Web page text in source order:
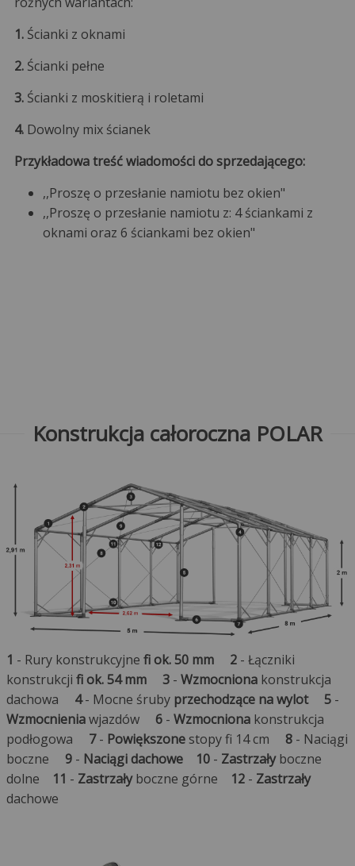
1.Ścianki z oknami
2.Ścianki pełne
3.Ścianki z moskitierą i roletami
4.Dowolny mix ścianek
Przykładowa treść wiadomości do sprzedającego:
,,Proszę o przesłanie namiotu bez okien"
,,Proszę o przesłanie namiotu z: 4 ściankami z
oknami oraz 6 ściankami bez okien"
Konstrukcja całoroczna POLAR
1 - Rury konstrukcyjne fi ok. 50 mm 2- Łączniki
konstrukcji fi ok. 54 mm 3- Wzmocnionakonstrukcja
dachowa 4- Mocne śruby przechodzące na wylot 5-
Wzmocnieniawjazdów 6- Wzmocnionakonstrukcja
podłogowa 7- Powiększonestopy fi 14 cm 8- Naciągi
boczne 9- Naciągi dachowe 10- Zastrzałyboczne
dolne
11 - Zastrzałyboczne górne 12- Zastrzały
dachowe